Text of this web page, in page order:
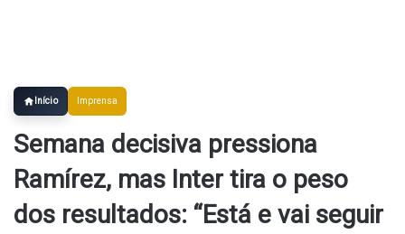
Início Imprensa
Semana decisiva pressiona
Ramírez, mas Inter tira o peso
dos resultados: “Está e vai seguir